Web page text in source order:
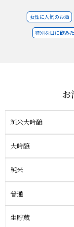
女性に人気のお酒
特別な日に飲み
お
純米大吟醸
大吟醸
純米
普通
生貯蔵